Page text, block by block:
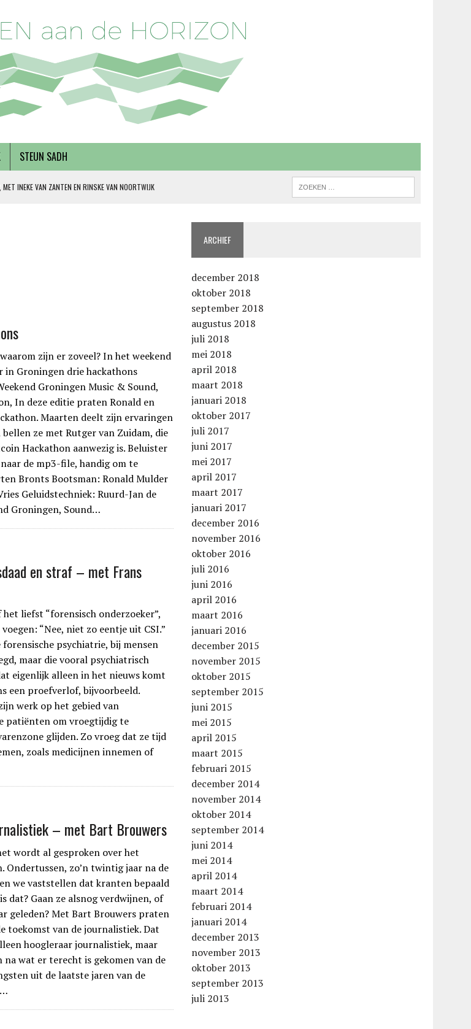
STEUN SADH
INEKE VAN ZANTEN EN RINSKE VAN NOORTWIJK
zijn er zoveel? In het weekend
in Groningen drie hackathons
Groningen Music & Sound,
In deze editie praten Ronald en
Maarten deelt zijn ervaringen
ze met Rutger van Zuidam, die
Hackathon aanwezig is. Beluister
de mp3-file, handig om te
Bronts Bootsman: Ronald Mulder
Geluidstechniek: Ruurd-Jan de
Groningen, Sound…
en straf – met Frans
liefst “forensisch onderzoeker”,
“Nee, niet zo eentje uit CSI.”
psychiatrie, bij mensen
maar die vooral psychiatrisch
eigenlijk alleen in het nieuws komt
een proefverlof, bijvoorbeeld.
werk op het gebied van
patiënten om vroegtijdig te
glijden. Zo vroeg dat ze tijd
zoals medicijnen innemen of
– met Bart Brouwers
wordt al gesproken over het
Ondertussen, zo’n twintig jaar na de
we vaststellen dat kranten bepaald
dat? Gaan ze alsnog verdwijnen, of
geleden? Met Bart Brouwers praten
toekomst van de journalistiek. Dat
hoogleraar journalistiek, maar
na wat er terecht is gekomen van de
uit de laatste jaren van de
ARCHIEF
december 2018
oktober 2018
september 2018
augustus 2018
juli 2018
mei 2018
april 2018
maart 2018
januari 2018
oktober 2017
juli 2017
juni 2017
mei 2017
april 2017
maart 2017
januari 2017
december 2016
november 2016
oktober 2016
juli 2016
juni 2016
april 2016
maart 2016
januari 2016
december 2015
november 2015
oktober 2015
september 2015
juni 2015
mei 2015
april 2015
maart 2015
februari 2015
december 2014
november 2014
oktober 2014
september 2014
juni 2014
mei 2014
april 2014
maart 2014
februari 2014
januari 2014
december 2013
november 2013
oktober 2013
september 2013
juli 2013